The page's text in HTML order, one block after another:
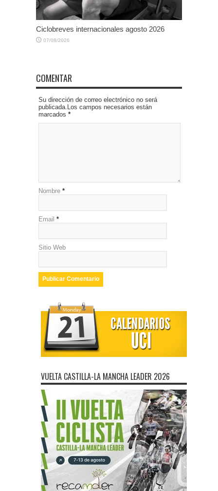
Ciclobreves internacionales agosto 2026
07/08/2026
COMENTAR
Su dirección de correo electrónico no será
publicada.Los campos necesarios están
marcados *
Nombre *
Email *
Sitio Web
VUELTA CASTILLA-LA MANCHA LEADER 2026